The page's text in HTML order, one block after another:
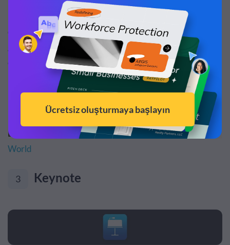
Eksileri:Tamamen özelleştirilemez; yalnızca doğrusal
olmayan sunumlar oluşturabilir; hatta slayttan slayta
geçiş tarzı bazı izleyicilerde taşıt tutmasına bile neden
Bu kişiler için idealdir:Öğrenciler, eğitimciler,
konuşmacılar, şirketler.
Diğer incelemeler:SmallBizTrends, PCMag.com, PC
World
3 Keynote